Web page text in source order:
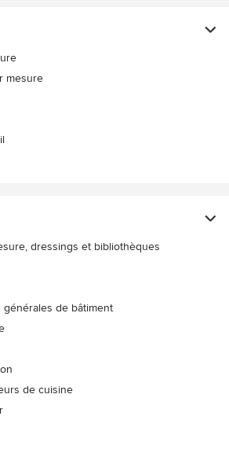
mesure
dressings et bibliothèques
de bâtiment
de cuisine